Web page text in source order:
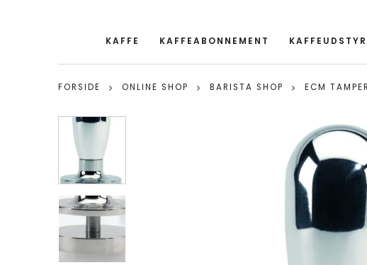
KAFFE KAFFEABONNEMENT KAFFEUDSTYR
FORSIDE ONLINE SHOP BARISTA SHOP ECM